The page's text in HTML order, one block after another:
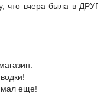
что вчера была в
еще!